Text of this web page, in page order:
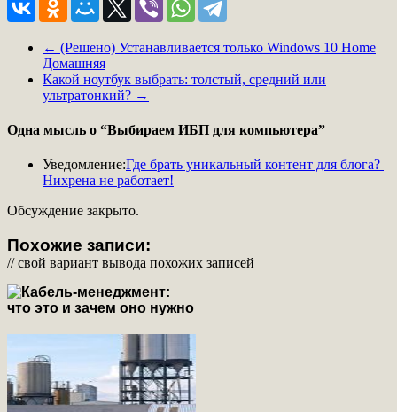
← (Решено) Устанавливается только Windows 10 Home
Домашняя
Какой ноутбук выбрать: толстый, средний или
ультратонкий? →
Одна мысль о “Выбираем ИБП для компьютера”
Уведомление:Где брать уникальный контент для блога? |
Нихрена не работает!
Обсуждение закрыто.
Похожие записи:
// свой вариант вывода похожих записей